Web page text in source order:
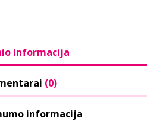
informacija
(0)
informacija